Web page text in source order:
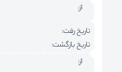
از:
تاریخ رفت:
تاریخ بازگشت:
از: